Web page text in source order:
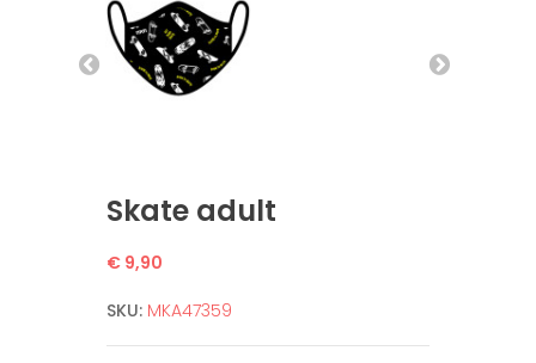
Skate adult
€ 9,90
SKU: MKA47359